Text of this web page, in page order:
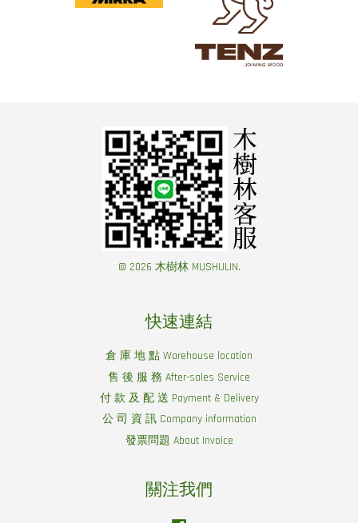
© 2026 木樹林 MUSHULIN.
快速連結
倉 庫 地 點 Warehouse location
售 後 服 務 After-sales Service
付 款 及 配 送 Payment & Delivery
公 司 資 訊 Company information
發票問題 About Invoice
關注我們